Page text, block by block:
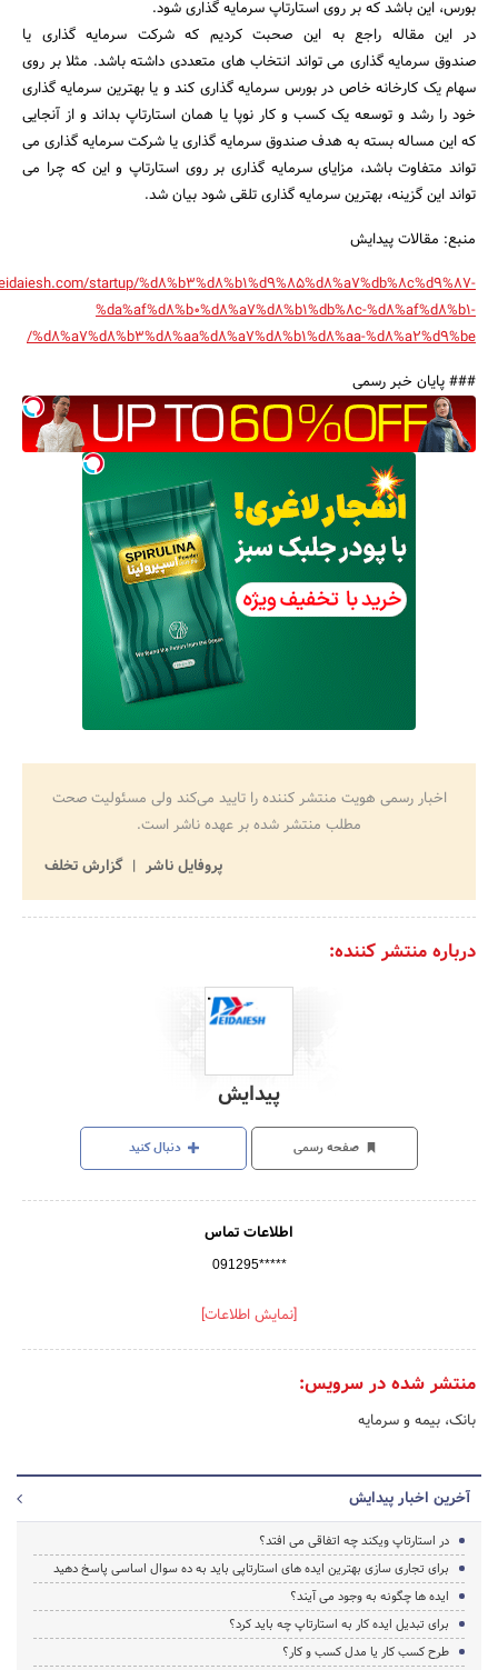
بورس، این باشد که بر روی استارتاپ سرمایه گذاری شود.
در این مقاله راجع به این صحبت کردیم که شرکت سرمایه گذاری یا
صندوق سرمایه گذاری می تواند انتخاب های متعددی داشته باشد. مثلا بر روی
سهام یک کارخانه خاص در بورس سرمایه گذاری کند و یا بهترین سرمایه گذاری
خود را رشد و توسعه یک کسب و کار نوپا یا همان استارتاپ بداند و از آنجایی
که این مساله بسته به هدف صندوق سرمایه گذاری یا شرکت سرمایه گذاری می
تواند متفاوت باشد، مزایای سرمایه گذاری بر روی استارتاپ و این که چرا می
تواند این گزینه، بهترین سرمایه گذاری تلقی شود بیان شد.
منبع: مقالات پیدایش
startup/%d8%b3%d8%b1%d9%85%d8%a7%db%8c%d9%87-
%da%af%d8%b0%d8%a7%d8%b1%db%8c-%d8%af%d8%b1-
%d8%a7%d8%b3%d8%aa%d8%a7%d8%b1%d8%aa-%d8%a2%d9%be/
### پایان خبر رسمی
اخبار رسمی هویت منتشر کننده را تایید می‌کند ولی مسئولیت صحت
مطلب منتشر شده بر عهده ناشر است.
پروفایل ناشر
گزارش تخلف
درباره منتشر کننده:
پیدایش
صفحه رسمی دنبال کنید
اطلاعات تماس
091295*****
[نمایش اطلاعات]
منتشر شده در سرویس:
بانک، بیمه و سرمایه
آخرین اخبار پیدایش
در استارتاپ ویکند چه اتفاقی می افتد؟
برای تجاری سازی بهترین ایده های استارتاپی باید به ده سوال اساسی پاسخ دهید
ایده ها چگونه به وجود می آیند؟
برای تبدیل ایده کار به استارتاپ چه باید کرد؟
طرح کسب کار یا مدل کسب و کار؟